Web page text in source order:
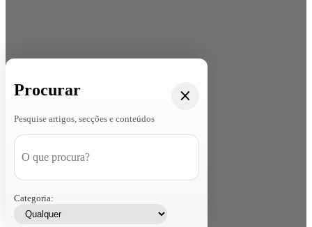
Procurar
Pesquise artigos, secções e conteúdos
Categoria: